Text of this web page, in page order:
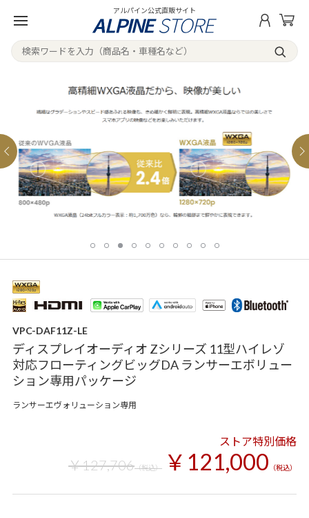
アルパイン公式直販サイト
VPC-DAF11Z-LE
ディスプレイオーディオ Zシリーズ 11型ハイレゾ
対応フローティングビッグDA ランサーエボリュー
ション専用パッケージ
ランサーエヴォリューション専用
ストア特別価格
￥127,706（税込） ￥121,000 （税込）